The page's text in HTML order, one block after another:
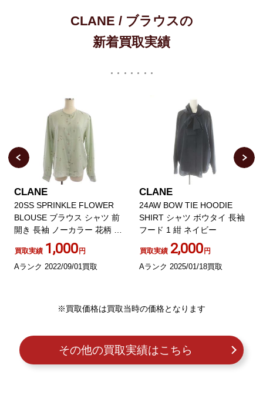
CLANE / ブラウスの
新着買取実績
CLANE
20SS SPRINKLE FLOWER
BLOUSE ブラウス シャツ 前
開き 長袖 ノーカラー 花柄 2
セージ ベージュ
買取実績 1,000円
Aランク 2022/09/01買取
CLANE
24AW BOW TIE HOODIE
SHIRT シャツ ボウタイ 長袖
フード 1 紺 ネイビー
買取実績 2,000円
Aランク 2025/01/18買取
※買取価格は買取当時の価格となります
その他の買取実績はこちら